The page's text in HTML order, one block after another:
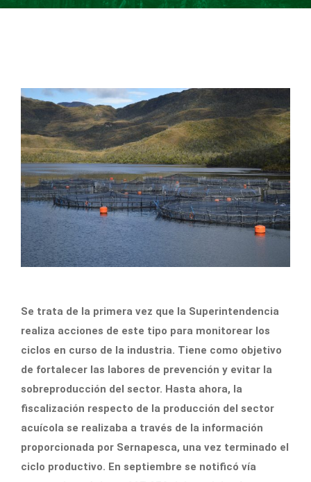
Se trata de la primera vez que la Superintendencia
realiza acciones de este tipo para monitorear los
ciclos en curso de la industria. Tiene como objetivo
de fortalecer las labores de prevención y evitar la
sobreproducción del sector. Hasta ahora, la
fiscalización respecto de la producción del sector
acuícola se realizaba a través de la información
proporcionada por Sernapesca, una vez terminado el
ciclo productivo. En septiembre se notificó vía